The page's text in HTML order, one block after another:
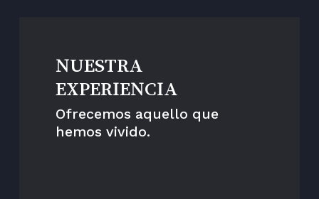
NUESTRA
EXPERIENCIA
Ofrecemos aquello que
hemos vivido.